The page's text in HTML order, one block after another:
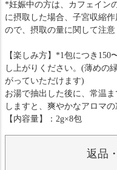
*妊娠中の方は、カフェイン
に摂取した場合、子宮収縮
ので、摂取の量に関して注意
【楽しみ方】*1包につき
し上がりください。(薄めの
がっていただけます)
お湯で抽出した後に、常温
しますと、爽やかなアロマの
【内容量】：2g×8包
返品